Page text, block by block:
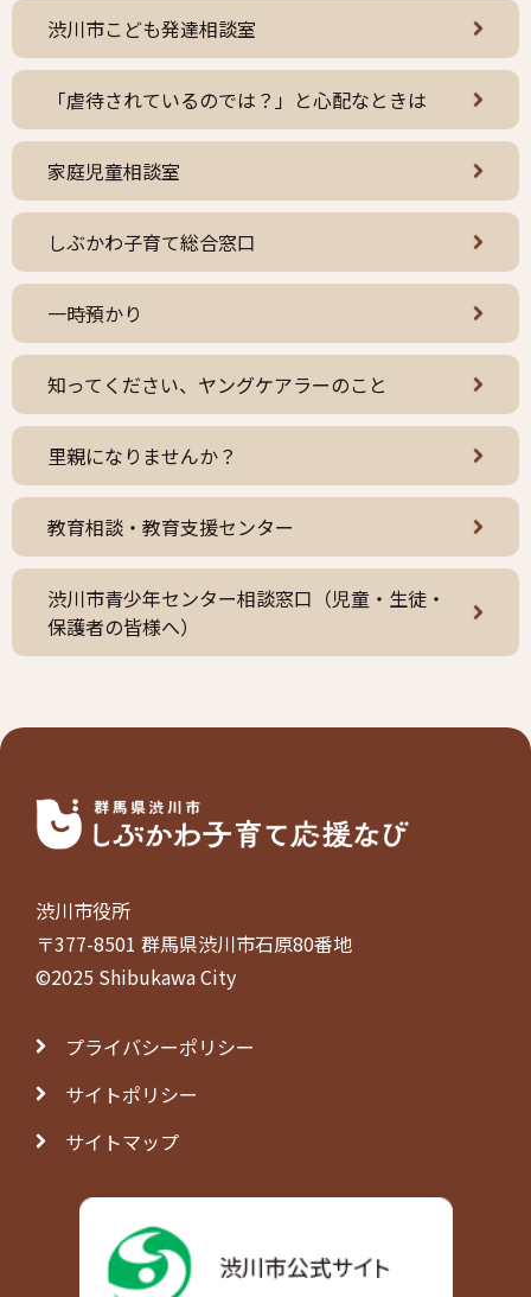
渋川市こども発達相談室
「虐待されているのでは？」と心配なときは
家庭児童相談室
しぶかわ子育て総合窓口
一時預かり
知ってください、ヤングケアラーのこと
里親になりませんか？
教育相談・教育支援センター
渋川市青少年センター相談窓口（児童・生徒・
保護者の皆様へ）
渋川市役所
〒377-8501 群馬県渋川市石原80番地
©2025 Shibukawa City
プライバシーポリシー
サイトポリシー
サイトマップ